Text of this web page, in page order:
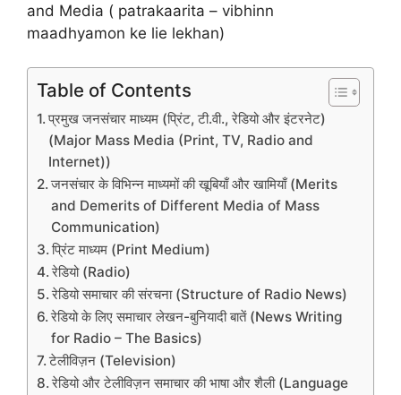
and Media ( patrakaarita – vibhinn
maadhyamon ke lie lekhan)
Table of Contents
प्रमुख जनसंचार माध्यम (प्रिंट, टी.वी., रेडियो और इंटरनेट)
(Major Mass Media (Print, TV, Radio and
Internet))
जनसंचार के विभिन्न माध्यमों की खूबियाँ और खामियाँ (Merits
and Demerits of Different Media of Mass
Communication)
प्रिंट माध्यम (Print Medium)
रेडियो (Radio)
रेडियो समाचार की संरचना (Structure of Radio News)
रेडियो के लिए समाचार लेखन-बुनियादी बातें (News Writing
for Radio – The Basics)
टेलीविज़न (Television)
रेडियो और टेलीविज़न समाचार की भाषा और शैली (Language